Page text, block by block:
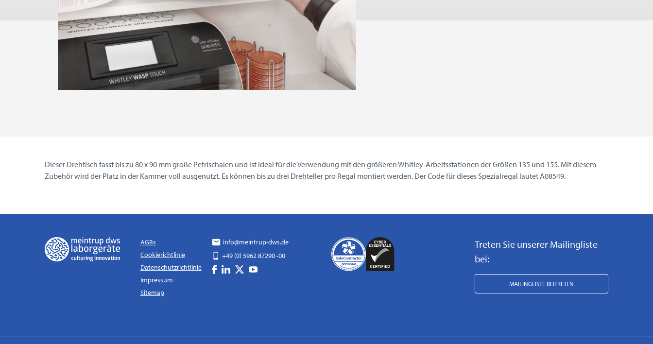
Dieser Drehtisch fasst bis zu 80 x 90 mm große Petrischalen und ist ideal für die Verwendung mit den größeren Whitley-Arbeitsstationen der Größen 135 und 155. Mit diesem
Zubehör wird der Platz in der Kammer voll ausgenutzt. Es können bis zu drei Drehteller pro Regal montiert werden. Der Code für dieses Spezialregal lautet A08549.
AGBs
Cookierichtlinie
Datenschutzrichtlinie
Impressum
Sitemap
info@meintrup-dws.de
+49 (0) 5962 87290 -00
Treten Sie unserer Mailingliste
bei:
MAILINGLISTE BEITRETEN